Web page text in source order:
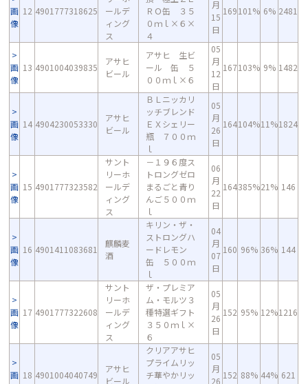
画
像
12 4901777318625
ールデ
ィング
ス
ＲＯ缶 ３５
０ｍｌ×６×
４
月
15
日
169101% 6% 2481
画
像
13 4901004039835
アサヒ
ビール
アサヒ 生ビ
ール 缶 ５
００ｍｌ×６
05
月
12
日
167103% 9% 1482
画
像
14 4904230053330
アサヒ
ビール
ＢＬニッカリ
ッチブレンド
ＥＸシェリー
瓶 ７００ｍ
ｌ
05
月
26
日
164104%11%1824
画
像
15 4901777323582
サント
リーホ
ールデ
ィング
ス
－１９６度ス
トロングゼロ
まるごと青り
んご５００ｍ
ｌ
06
月
22
日
164385%21% 146
画
像
16 4901411083681
麒麟麦
酒
キリン・ザ・
ストロングハ
ードレモン
缶 ５００ｍ
ｌ
04
月
07
日
160 96% 36% 144
画
像
17 4901777322608
サント
リーホ
ールデ
ィング
ス
ザ・プレミア
ム・モルツ３
種特選ギフト
３５０ｍｌ×
６
05
月
26
日
152 95% 12%1216
画 18 4901004040749
アサヒ
ビール
クリアアサヒ
プライムリッ
チ華やかリッ
05
月
26
152 88% 44% 621